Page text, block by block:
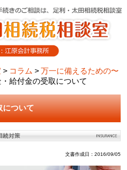
> コラム >万一に備えるための〜
給付金の受取について
について
文書作成日：2016/09/05